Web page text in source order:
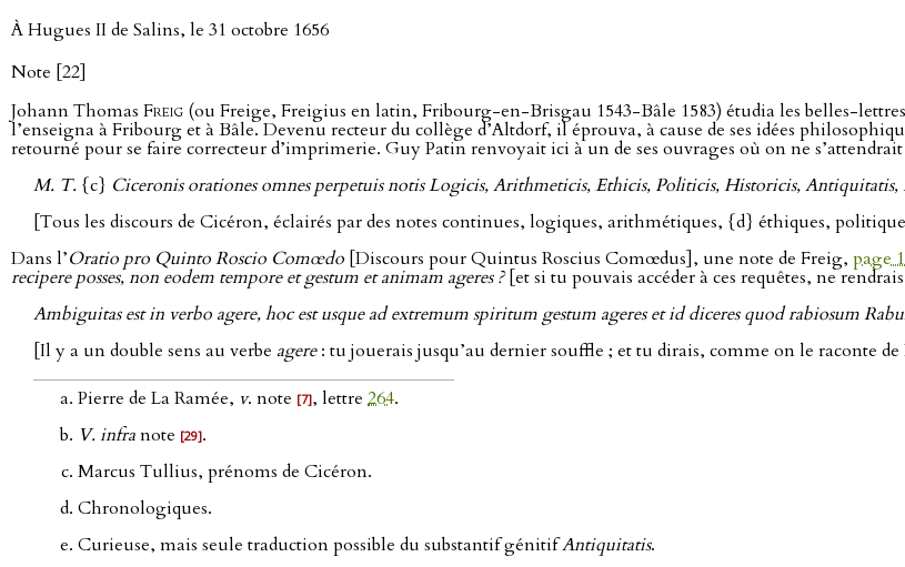
À Hugues II de Salins, le 31 octobre 1656
Note [22]
Johann Thomas Freig (ou Freige, Freigius en latin, Fribourg-en-Brisgau 1543-Bâle 1583) étudia les belles-
l’enseigna à Fribourg et à Bâle. Devenu recteur du collège d’Altdorf, il éprouva, à cause de ses idées
retourné pour se faire correcteur d’imprimerie. Guy Patin renvoyait ici à un de ses ouvrages où on ne
M. T. {c} Ciceronis orationes omnes perpetuis notis Logicis, Arithmeticis, Ethicis, Politicis, Historicis,
[Tous les discours de Cicéron, éclairés par des notes continues, logiques, arithmétiques, {d} éthiques,
Dans l’Oratio pro Quinto Roscio Comœdo [Discours pour Quintus Roscius Comœdus], une note de Freig, page
recipere posses, non eodem tempore et gestum et animam ageres ?[et si tu pouvais accéder à ces requêtes, ne
Ambiguitas est in verbo agere, hoc est usque ad extremum spiritum gestum ageres et id diceres quod rabiosum
[Il y a un double sens au verbe agere: tu jouerais jusqu’au dernier souffle ; et tu dirais, comme on le raconte
Pierre de La Ramée, v. note [7], lettre 264.
V. infranote [29].
Marcus Tullius, prénoms de Cicéron.
Chronologiques.
Curieuse, mais seule traduction possible du substantif génitifAntiquitatis.